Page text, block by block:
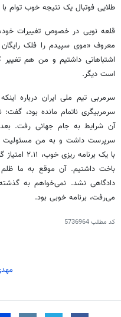
طلایی فوتبال یک نتیجه خوب توام با
قلعه نویی در خصوص تغییرات
معروف «موی سپیدم را فلک
اشتباهاتی داشتیم و من هم
است دیگر.
سرمربی تیم ملی ایران درباره
سرمربیگری ناتمام مانده بود، گفت:
آن شرایط به جام جهانی رفت. بعد
سرپرست داشت و به من مسئولیت
با یک برنامهریزی
باخت داشتیم. آن موقع به ما
دادگاهی نشد. نمی‌خواهم به
می‌رفت، برنامه خوبی بود.
کد مطلب5736964